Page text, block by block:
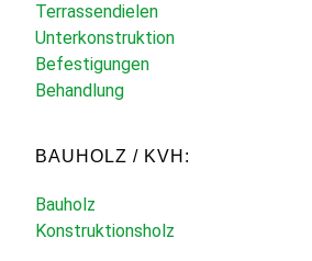
Terrassendielen
Unterkonstruktion
Befestigungen
Behandlung
BAUHOLZ / KVH:
Bauholz
Konstruktionsholz